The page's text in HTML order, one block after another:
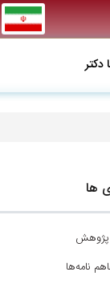
ها
پژوهش
نامه‌ها